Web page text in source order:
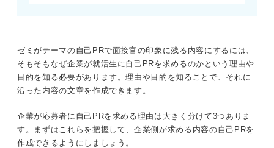
ゼミがテーマの自己PRで面接官の印象に残る内容にするには、
そもそもなぜ企業が就活生に自己PRを求めるのかという理由や
目的を知る必要があります。理由や目的を知ることで、それに
沿った内容の文章を作成できます。
企業が応募者に自己PRを求める理由は大きく分けて3つありま
す。まずはこれらを把握して、企業側が求める内容の自己PRを
作成できるようにしましょう。